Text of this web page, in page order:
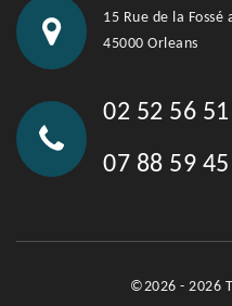
15 Rue de la
45000 Orleans
02 52 56
07 88 59
©2026 - 2026